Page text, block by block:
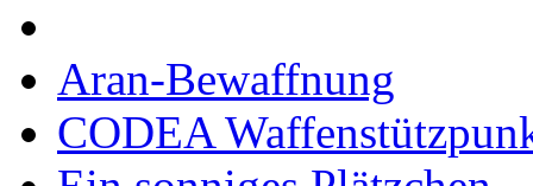
Aran-Bewaffnung
CODEA